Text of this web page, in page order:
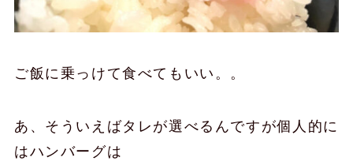
ご飯に乗っけて食べてもいい。。
あ、そういえばタレが選べるんですが個人的に
はハンバーグは